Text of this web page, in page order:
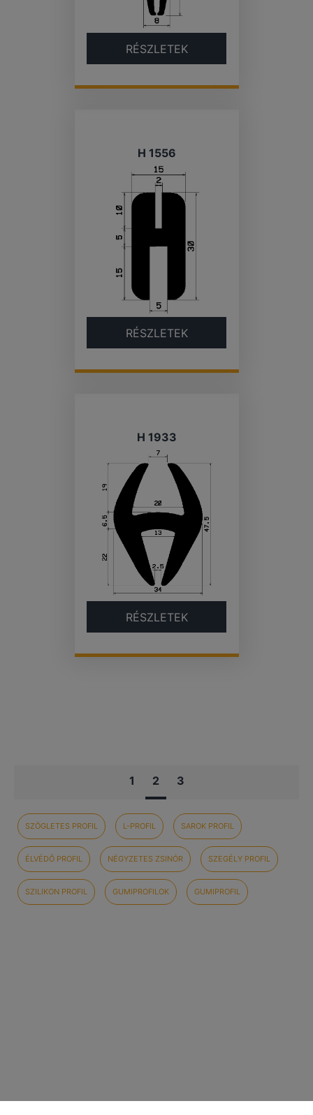
RÉSZLETEK
H 1556
RÉSZLETEK
H 1933
RÉSZLETEK
1 2 3
SZÖGLETES PROFIL L-PROFIL SAROK PROFIL
ÉLVÉDŐ PROFIL NÉGYZETES ZSINÓR SZEGÉLY PROFIL
SZILIKON PROFIL GUMIPROFILOK GUMIPROFIL